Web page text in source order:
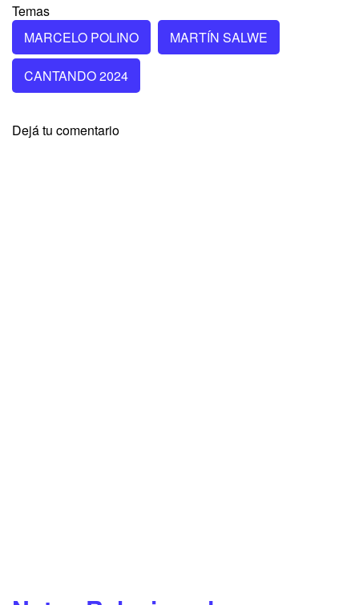
Temas
MARCELO POLINO
MARTÍN SALWE
CANTANDO 2024
Dejá tu comentario